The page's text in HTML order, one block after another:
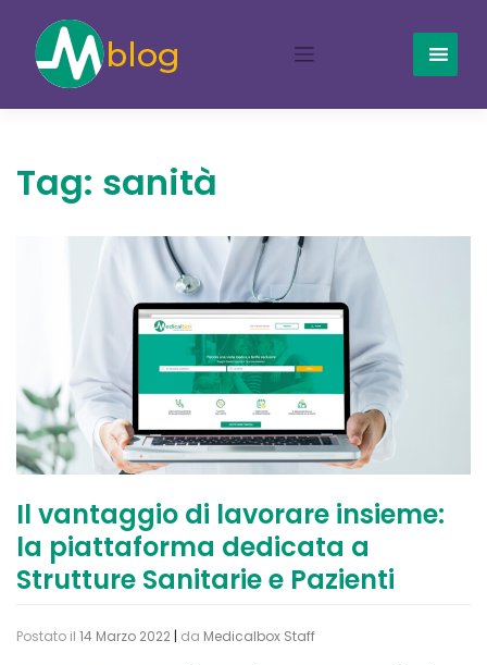
content
Tag: sanità
Il vantaggio di lavorare insieme:
la piattaforma dedicata a
Strutture Sanitarie e Pazienti
Postato il 14 Marzo 2022 da Medicalbox Staff